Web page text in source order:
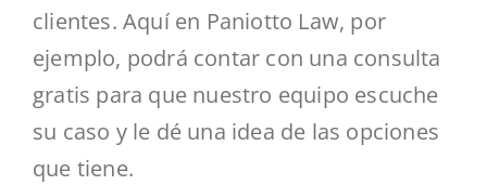
clientes. Aquí en Paniotto Law, por
ejemplo, podrá contar con una consulta
gratis para que nuestro equipo escuche
su caso y le dé una idea de las opciones
que tiene.